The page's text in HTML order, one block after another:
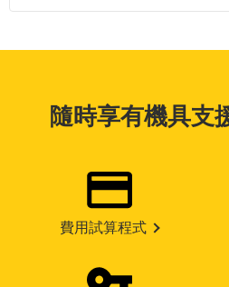
隨時享有機具支
費用試算程式